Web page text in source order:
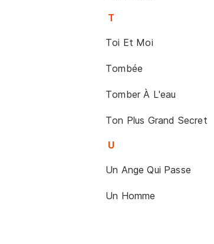
T
Toi Et Moi
Tombée
Tomber À L'eau
Ton Plus Grand Secret
U
Un Ange Qui Passe
Un Homme